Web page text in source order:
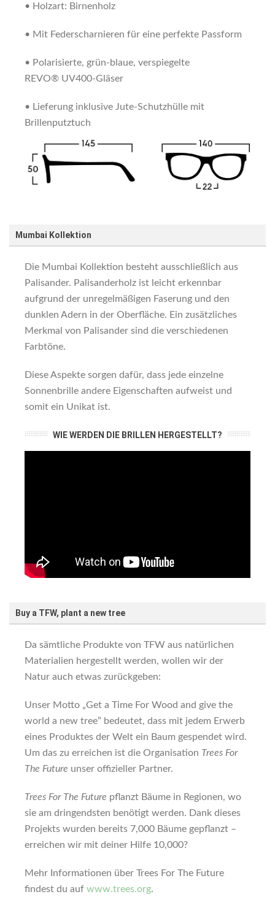
• Holzart: Birnenholz
• Mit Federscharnieren für eine perfekte Passform
• Polarisierte, grün-blaue, verspiegelte
REVO® UV400-Gläser
• Lieferung inklusive Jute-Schutzhülle mit
Brillenputztuch
Mumbai Kollektion
Die Mumbai Kollektion besteht ausschließlich aus
Palisander. Palisanderholz ist leicht erkennbar
aufgrund der unregelmäßigen Faserung und den
dunklen Adern in der Oberfläche. Ein zusätzliches
Merkmal von Palisander sind die verschiedenen
Farbtöne.
Diese Aspekte sorgen dafür, dass jede einzelne
Sonnenbrille andere Eigenschaften aufweist und
somit ein Unikat ist.
WIE WERDEN DIE BRILLEN HERGESTELLT?
Buy a TFW, plant a new tree
Da sämtliche Produkte von TFW aus natürlichen
Materialien hergestellt werden, wollen wir der
Natur auch etwas zurückgeben:
Unser Motto „Get a Time For Wood and give the
world a new tree” bedeutet, dass mit jedem Erwerb
eines Produktes der Welt ein Baum gespendet wird.
Um das zu erreichen ist die Organisation Trees For
The Future unser offizieller Partner.
Trees For The Future pflanzt Bäume in Regionen, wo
sie am dringendsten benötigt werden. Dank dieses
Projekts wurden bereits 7,000 Bäume gepflanzt –
erreichen wir mit deiner Hilfe 10,000?
Mehr Informationen über Trees For The Future
findest du auf www.trees.org.